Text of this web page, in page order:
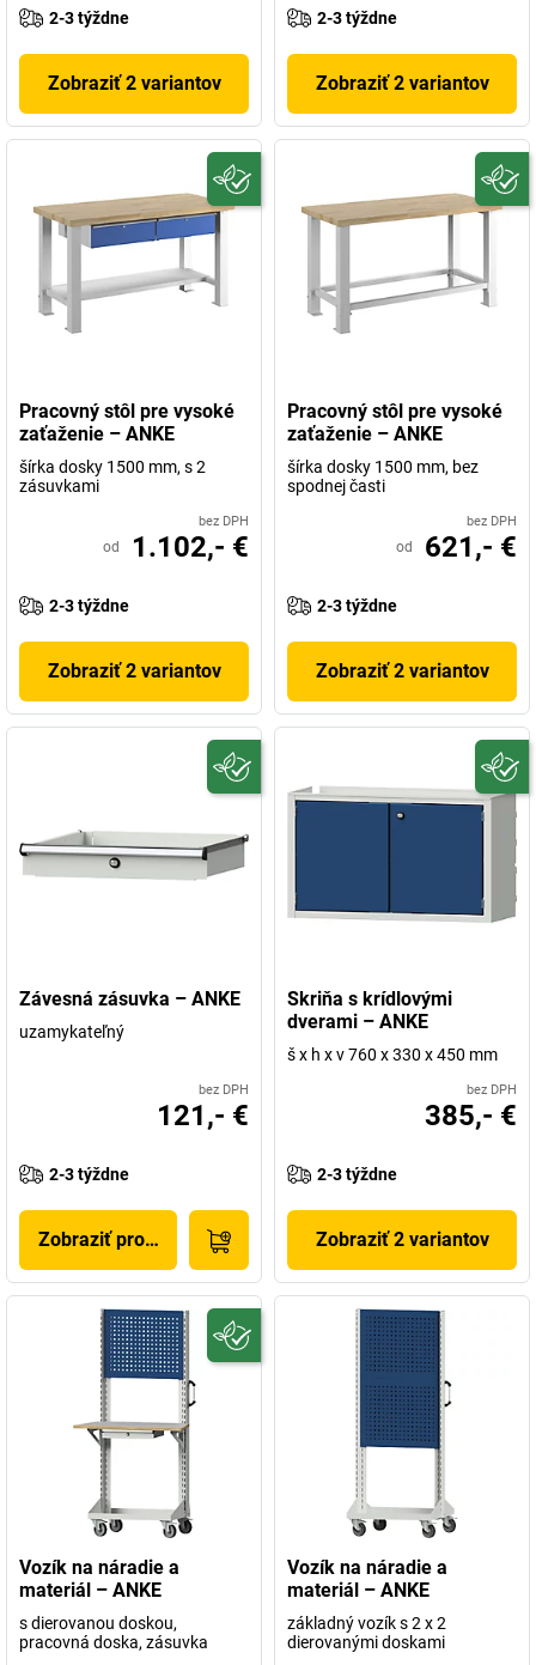
2-3 týždne
Zobraziť 2 variantov
2-3 týždne
Zobraziť 2 variantov
Pracovný stôl pre vysoké
zaťaženie – ANKE
šírka dosky 1500 mm, s 2
zásuvkami
bez DPH
od 1.102,- €
2-3 týždne
Zobraziť 2 variantov
Pracovný stôl pre vysoké
zaťaženie – ANKE
šírka dosky 1500 mm, bez
spodnej časti
bez DPH
od 621,- €
2-3 týždne
Zobraziť 2 variantov
Závesná zásuvka – ANKE
uzamykateľný
bez DPH
121,- €
2-3 týždne
Zobraziť produkt
Skriňa s krídlovými
dverami – ANKE
š x h x v 760 x 330 x 450 mm
bez DPH
385,- €
2-3 týždne
Zobraziť 2 variantov
Vozík na náradie a
materiál – ANKE
s dierovanou doskou,
pracovná doska, zásuvka
Vozík na náradie a
materiál – ANKE
základný vozík s 2 x 2
dierovanými doskami